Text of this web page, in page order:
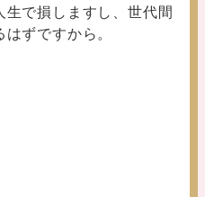
で損しますし、世代間
ずですから。